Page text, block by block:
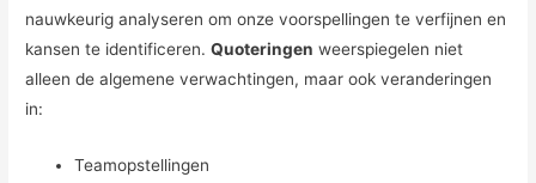
nauwkeurig analyseren om onze voorspellingen te verfijnen en
kansen te identificeren.Quoteringen weerspiegelen niet
alleen de algemene verwachtingen, maar ook veranderingen
in:
Teamopstellingen